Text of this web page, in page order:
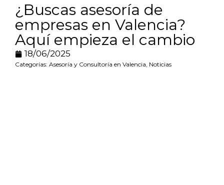
¿Buscas asesoría de
empresas en Valencia?
Aquí empieza el cambio
18/06/2025
Categorías: Asesoría y Consultoría en Valencia, Noticias